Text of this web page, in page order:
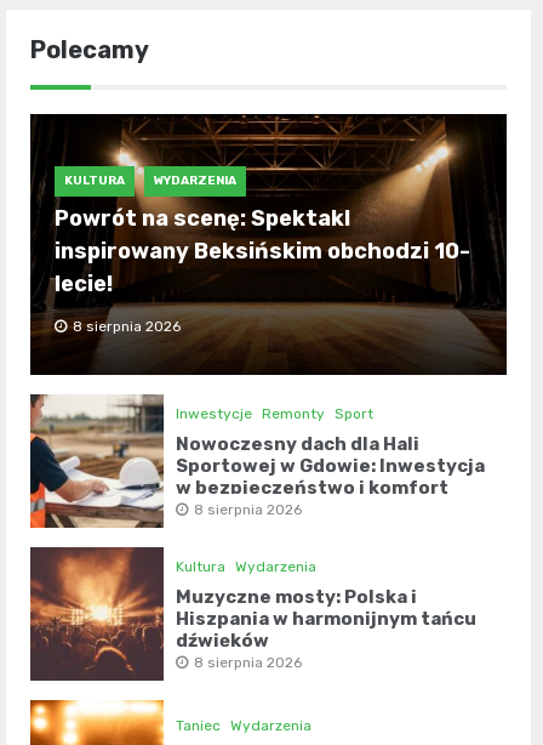
Polecamy
KULTURA WYDARZENIA
Powrót na scenę: Spektakl
inspirowany Beksińskim obchodzi 10-
lecie!
8 sierpnia 2026
Inwestycje Remonty Sport
Nowoczesny dach dla Hali
Sportowej w Gdowie: Inwestycja
w bezpieczeństwo i komfort
8 sierpnia 2026
Kultura Wydarzenia
Muzyczne mosty: Polska i
Hiszpania w harmonijnym tańcu
dźwięków
8 sierpnia 2026
Taniec Wydarzenia